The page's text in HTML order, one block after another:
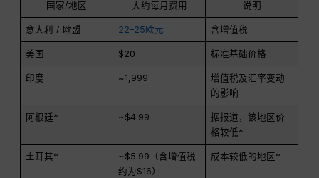
国家/地区 大约每月费用 说明
意大利 / 欧盟 22–25欧元 含增值税
美国 $20 标准基础价格
印度 ~₹1,999
增值税及汇率变动
的影响
阿根廷* ~$4.99
据报道，该地区价
格较低*
土耳其*
~$5.99（含增值税
约为$16）
成本较低的地区*